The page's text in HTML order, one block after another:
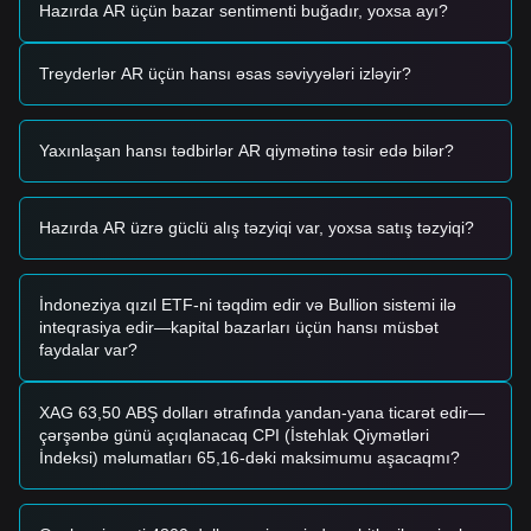
•İnfrastrukturun dezentralizasiyası:yükləmələrin
investorlarda senzura müqavimətli yol xəritəsinə inamı
Hazırkı texniki quruluş və bazar impulsuna əsasən, istinad
Potensial Satınalma Zonası
• Əgər Arweave-in qiyməti $1.72 - $1.76dəstək zonasına
yaxınlaşarsa və rebound (geri dönüş) əlamətləri göstərərsə,
əhəmiyyətli dərəcədə artması ilə birlikdə baş verən breakout
yeni yüksəliş trendinin başladığını təsdiqləyə bilər.
Risk Ssenarisi
• Əgər qiymət$1.65 - $1.68makro dəstək səviyyəsindən
ola bilər və bu, tarixi minimumların yoxlanılmasına qədər
gedə bilər.
Hazırkı bazar strukturu əsasında analitiklər aşağıdakı
Hazırda AR üçün bazar sentimenti buğadır, yoxsa ayı?
Treyderlər AR üçün hansı əsas səviyyələri izləyir?
Yaxınlaşan hansı tədbirlər AR qiymətinə təsir edə bilər?
Hazırda AR üzrə güclü alış təzyiqi var, yoxsa satış təzyiqi?
İndoneziya qızıl ETF-ni təqdim edir və Bullion sistemi ilə
inteqrasiya edir—kapital bazarları üçün hansı müsbət
faydalar var?
XAG 63,50 ABŞ dolları ətrafında yandan-yana ticarət edir—
çərşənbə günü açıqlanacaq CPI (İstehlak Qiymətləri
İndeksi) məlumatları 65,16-dəki maksimumu aşacaqmı?